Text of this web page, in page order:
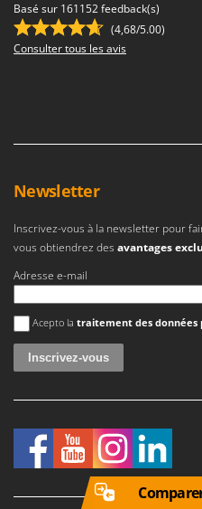
Basé sur 161152 feedback(s)
(4,68/5.00)
Consulter tous les avis
Newsletter
Inscrivez-vous à la newsletter pour
vous obtiendrez des avantages
Adresse e-mail
Une erreur est survenue
Acepto la traitement des données